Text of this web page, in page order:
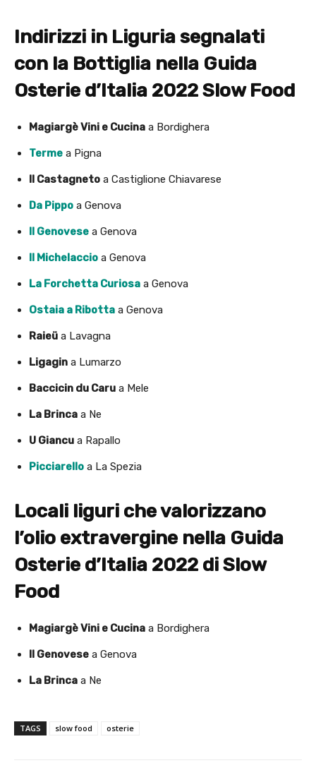
Indirizzi in Liguria segnalati
con la Bottiglia nella Guida
Osterie d’Italia 2022 Slow Food
Magiargè Vini e Cucina a Bordighera
Terme a Pigna
Il Castagneto a Castiglione Chiavarese
Da Pippo a Genova
Il Genovese a Genova
Il Michelaccio a Genova
La Forchetta Curiosa a Genova
Ostaia a Ribotta a Genova
Raieü a Lavagna
Ligagin a Lumarzo
Baccicin du Caru a Mele
La Brinca a Ne
U Giancu a Rapallo
Picciarello a La Spezia
Locali liguri che valorizzano
l’olio extravergine nella Guida
Osterie d’Italia 2022 di Slow
Food
Magiargè Vini e Cucina a Bordighera
Il Genovese a Genova
La Brinca a Ne
TAGS slow food osterie